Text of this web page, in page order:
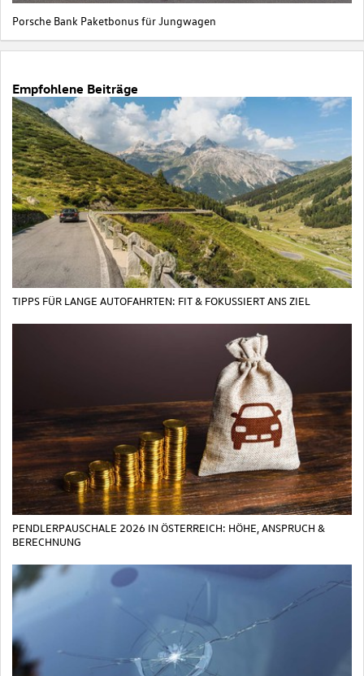
Porsche Bank Paketbonus für Jungwagen
Empfohlene Beiträge
TIPPS FÜR LANGE AUTOFAHRTEN: FIT & FOKUSSIERT ANS ZIEL
PENDLERPAUSCHALE 2026 IN ÖSTERREICH: HÖHE, ANSPRUCH &
BERECHNUNG